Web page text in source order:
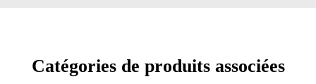
Catégories de produits associées